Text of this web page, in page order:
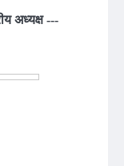
अध्यक्ष ---